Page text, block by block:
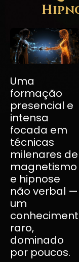
Uma
formação
presencial e
intensa
focada em
técnicas
milenares de
magnetismo
e hipnose
não verbal —
um
raro,
dominado
por poucos.